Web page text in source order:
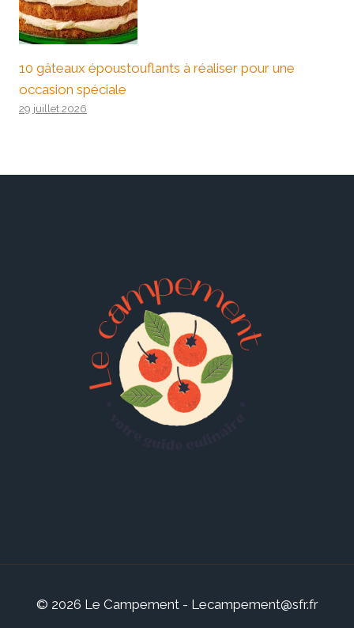
10 gâteaux époustouflants à réaliser pour une
occasion spéciale
29 juillet 2026
© 2026 Le Campement - Lecampement@sfr.fr